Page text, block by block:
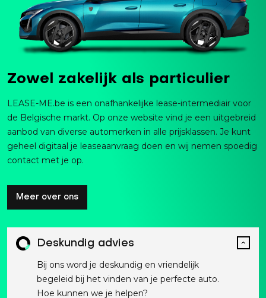
Zowel zakelijk als particulier
LEASE-ME.be is een onafhankelijke lease-intermediair voor
de Belgische markt. Op onze website vind je een uitgebreid
aanbod van diverse automerken in alle prijsklassen. Je kunt
geheel digitaal je leaseaanvraag doen en wij nemen spoedig
contact met je op.
Meer over ons
Deskundig advies
Bij ons word je deskundig en vriendelijk
begeleid bij het vinden van je perfecte auto.
Hoe kunnen we je helpen?